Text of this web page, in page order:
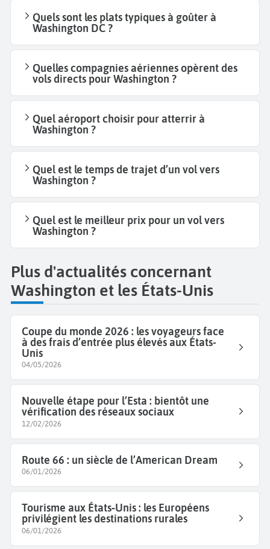
Quels sont les plats typiques à goûter à
Washington DC ?
Quelles compagnies aériennes opèrent des
vols directs pour Washington ?
Quel aéroport choisir pour atterrir à
Washington ?
Quel est le temps de trajet d’un vol vers
Washington ?
Quel est le meilleur prix pour un vol vers
Washington ?
Plus d'actualités concernant
Washington et les États-Unis
Coupe du monde 2026 : les voyageurs face
à des frais d’entrée plus élevés aux États-
Unis
04/05/2026
Nouvelle étape pour l’Esta : bientôt une
vérification des réseaux sociaux
12/02/2026
Route 66 : un siècle de l’American Dream
06/01/2026
Tourisme aux États‑Unis : les Européens
privilégient les destinations rurales
06/01/2026